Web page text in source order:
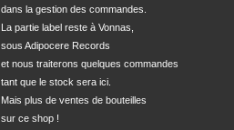
dans la gestion des commandes.
La partie label reste à Vonnas,
sous Adipocere Records
et nous traiterons quelques commandes
tant que le stock sera ici.
Mais plus de ventes de bouteilles
sur ce shop !